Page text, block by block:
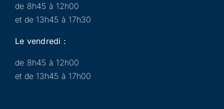
de 8h45 à 12h00
et de 13h45 à 17h30
Le vendredi :
de 8h45 à 12h00
et de 13h45 à 17h00